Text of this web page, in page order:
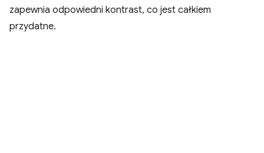
zapewnia odpowiedni kontrast, co jest całkiem
przydatne.